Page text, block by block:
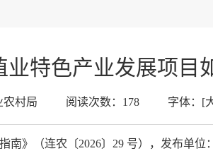
业特色产业发展项目
农村局 阅读次数： 178 字体： [
南》（连农〔2026〕29 号），发布单位